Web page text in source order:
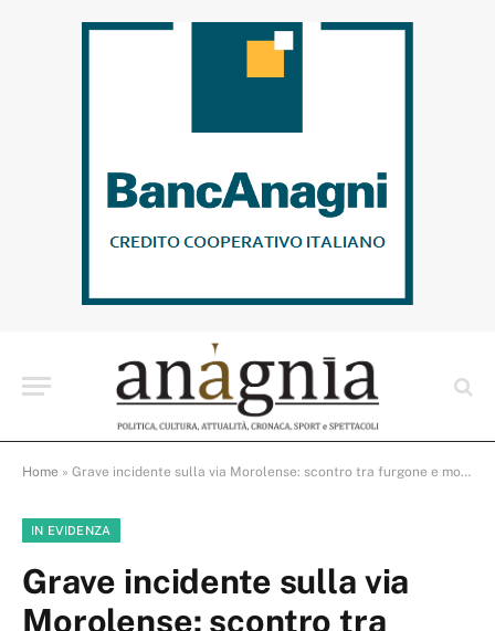
Home » Grave incidente sulla via Morolense: scontro tra furgone e moto, ferito un centauro trasportato in eliambulanza
IN EVIDENZA
Grave incidente sulla via
Morolense: scontro tra